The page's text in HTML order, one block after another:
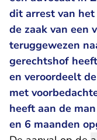
dit arrest van
de zaak van een
teruggewezen
gerechtshof
en veroordeelt
met
heeft aan de
en 6 maanden